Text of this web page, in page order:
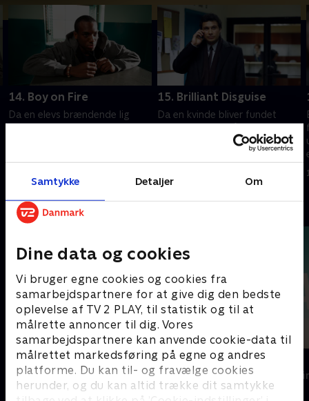
Samtykke Detaljer Om
Dine data og cookies
Vi bruger egne cookies og cookies fra
samarbejdspartnere for at give dig den bedste
oplevelse af TV 2 PLAY, til statistik og til at
målrette annoncer til dig. Vores
samarbejdspartnere kan anvende cookie-data til
målrettet markedsføring på egne og andres
platforme. Du kan til- og fravælge cookies
herunder, og du kan altid trække dit samtykke
14. Boy on Fire
Da en elevs brændende lig
15. Brilliant Disguise
Da en kvinde bliver fundet
leder beviserne til en
Andre så også
Top Dog
Krimi & Spænding • 1 sæsoner
The Au Pair
Krimi &